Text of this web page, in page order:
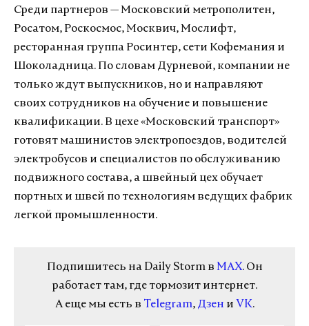
Среди партнеров — Московский метрополитен,
Росатом, Роскосмос, Москвич, Мослифт,
ресторанная группа Росинтер, сети Кофемания и
Шоколадница. По словам Дурневой, компании не
только ждут выпускников, но и направляют
своих сотрудников на обучение и повышение
квалификации. В цехе «Московский транспорт»
готовят машинистов электропоездов, водителей
электробусов и специалистов по обслуживанию
подвижного состава, а швейный цех обучает
портных и швей по технологиям ведущих фабрик
легкой промышленности.
Подпишитесь на Daily Storm в MAX. Он
работает там, где тормозит интернет.
А еще мы есть в Telegram, Дзен и VK.